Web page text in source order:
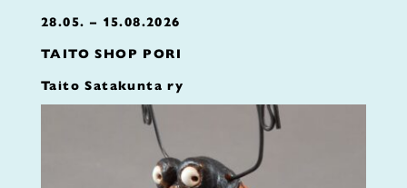
28.05. – 15.08.2026
TAITO SHOP PORI
Taito Satakunta ry